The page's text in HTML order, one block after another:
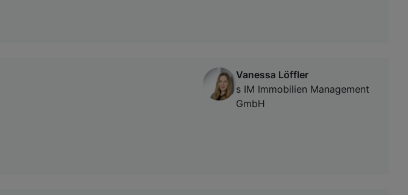
Vanessa Löffler
s IM Immobilien Management
GmbH